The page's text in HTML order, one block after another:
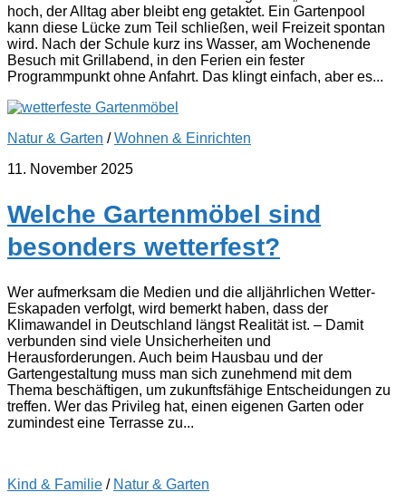
hoch, der Alltag aber bleibt eng getaktet. Ein Gartenpool
kann diese Lücke zum Teil schließen, weil Freizeit spontan
wird. Nach der Schule kurz ins Wasser, am Wochenende
Besuch mit Grillabend, in den Ferien ein fester
Programmpunkt ohne Anfahrt. Das klingt einfach, aber es...
Natur & Garten /Wohnen & Einrichten
11. November 2025
Welche Gartenmöbel sind
besonders wetterfest?
Wer aufmerksam die Medien und die alljährlichen Wetter-
Eskapaden verfolgt, wird bemerkt haben, dass der
Klimawandel in Deutschland längst Realität ist. – Damit
verbunden sind viele Unsicherheiten und
Herausforderungen. Auch beim Hausbau und der
Gartengestaltung muss man sich zunehmend mit dem
Thema beschäftigen, um zukunftsfähige Entscheidungen zu
treffen. Wer das Privileg hat, einen eigenen Garten oder
zumindest eine Terrasse zu...
Kind & Familie / Natur & Garten